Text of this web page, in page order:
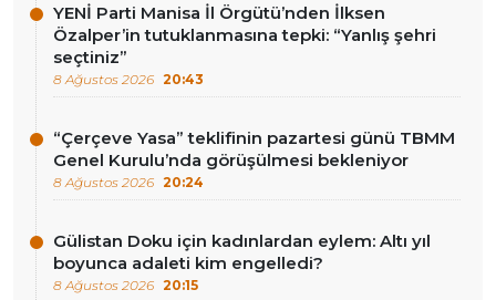
YENİ Parti Manisa İl Örgütü’nden İlksen
Özalper’in tutuklanmasına tepki: “Yanlış şehri
seçtiniz”
8 Ağustos 2026 20:43
“Çerçeve Yasa” teklifinin pazartesi günü TBMM
Genel Kurulu’nda görüşülmesi bekleniyor
8 Ağustos 2026 20:24
Gülistan Doku için kadınlardan eylem: Altı yıl
boyunca adaleti kim engelledi?
8 Ağustos 2026 20:15